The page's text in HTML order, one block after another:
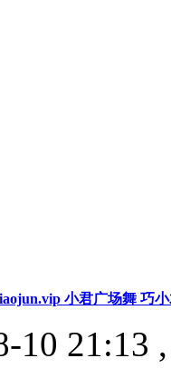
小君广场舞 巧
10 21:13